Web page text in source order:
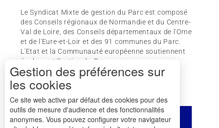
Le Syndicat Mixte de gestion du Parc est composé
des Conseils régionaux de Normandie et du Centre-
Val de Loire, des Conseils départementaux de l'Orne
et de l'Eure-et-Loir et des 91 communes du Parc.
L'Etat et la Communauté européenne soutiennent
également l'action du Parc.
Gestion des préférences sur
les cookies
Ce site web active par défaut des cookies pour des
outils de mesure d'audience et des fonctionnalités
anonymes. Vous pouvez configurer votre navigateur